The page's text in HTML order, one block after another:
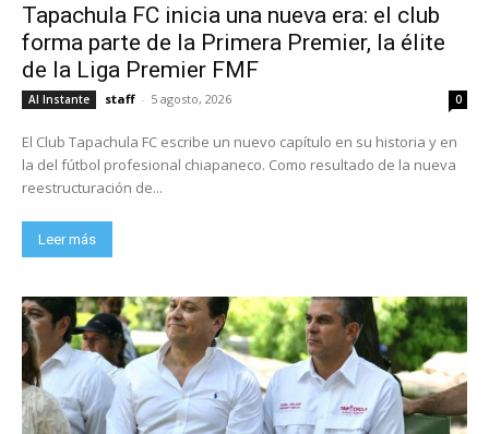
Tapachula FC inicia una nueva era: el club
forma parte de la Primera Premier, la élite
de la Liga Premier FMF
Al Instante staff - 5 agosto, 2026 0
El Club Tapachula FC escribe un nuevo capítulo en su historia y en
la del fútbol profesional chiapaneco. Como resultado de la nueva
reestructuración de...
Leer más